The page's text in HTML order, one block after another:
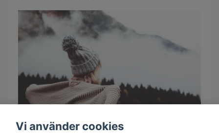
Vi använder cookies